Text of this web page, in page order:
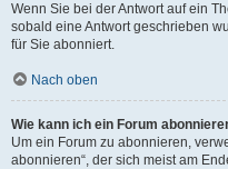
Wenn Sie bei der Antwort auf ein
sobald eine Antwort geschrieben
für Sie abonniert.
Nach oben
Wie kann ich ein Forum
Um ein Forum zu abonnieren,
abonnieren“, der sich meist am